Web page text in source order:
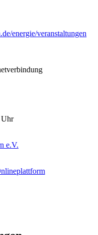
energie/veranstaltungen
Uhr
e.V.